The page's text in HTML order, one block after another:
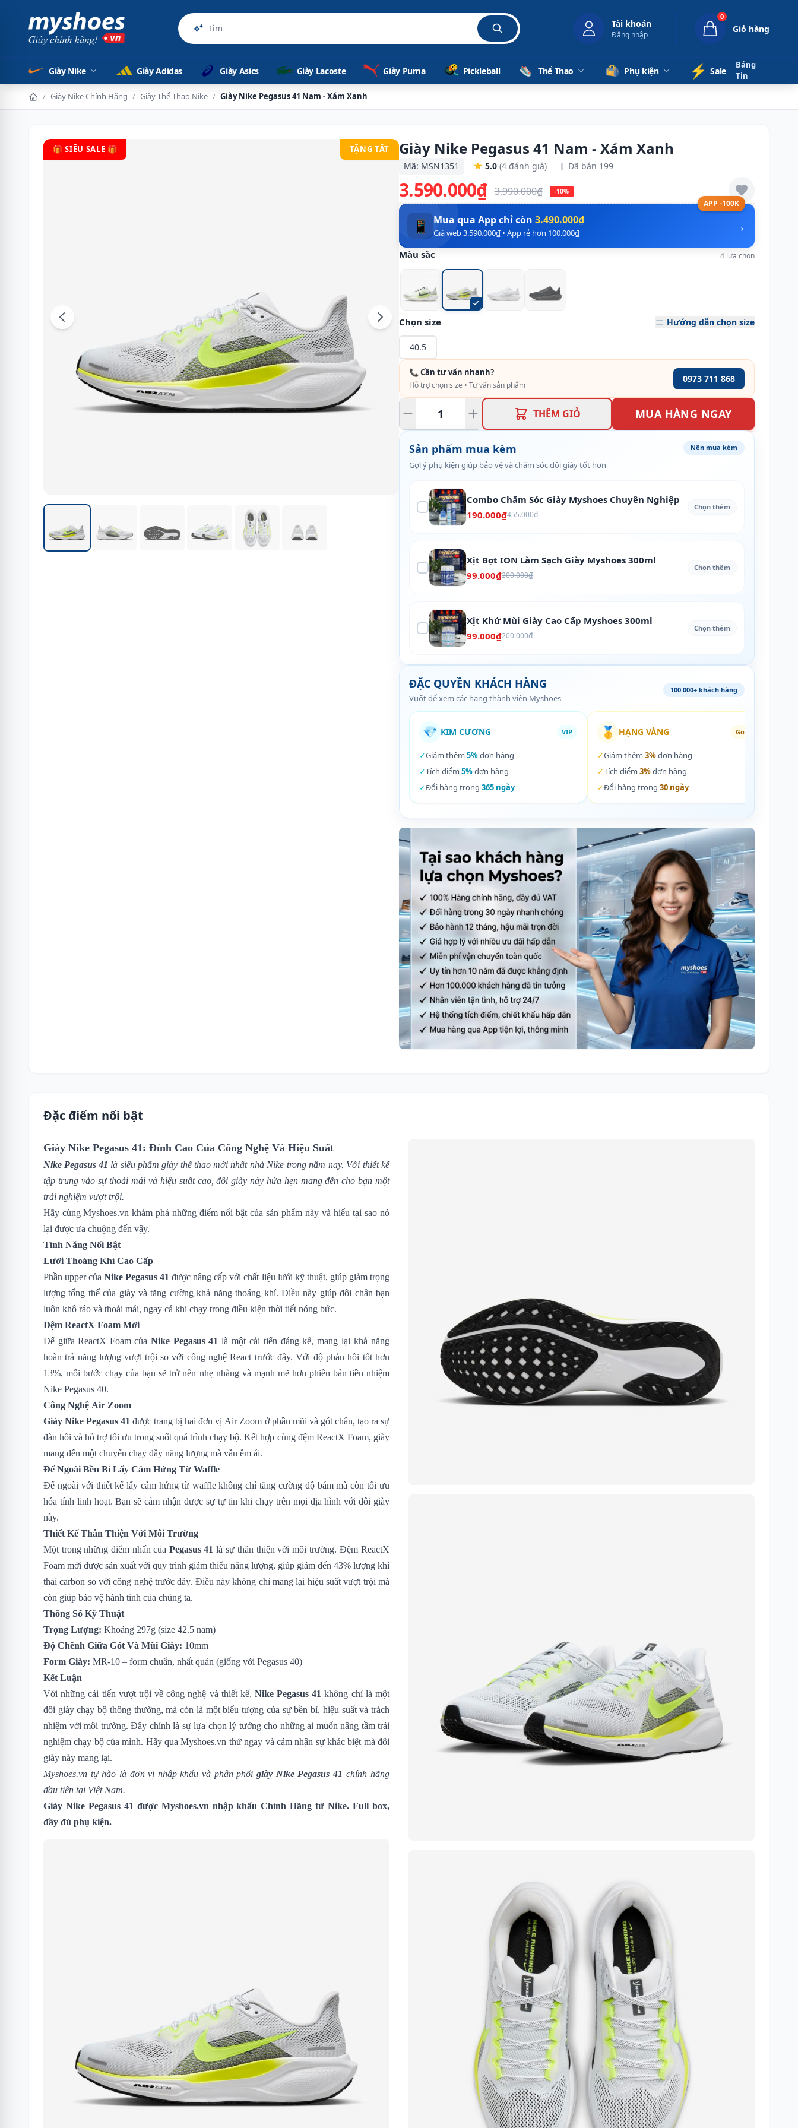
Sản phẩm c Tài khoản
Đăng nhập
0
Giỏ hàng
Giày Nike Giày Adidas Giày Asics Giày Lacoste Giày Puma Pickleball Thể Thao Phụ kiện ⚡️ Sale
Bảng
Tin
/ Giày Nike Chính Hãng / Giày Thể Thao Nike / Giày Nike Pegasus 41 Nam - Xám Xanh
🎁 SIÊU SALE 🎁 TẶNG TẤT Giày Nike Pegasus 41 Nam - Xám Xanh
Mã: MSN1351 5.0 (4 đánh giá) Đã bán 199
3.590.000₫ 3.990.000₫ -10%
APP -100K
→
📱 Mua qua App chỉ còn 3.490.000₫
Giá web 3.590.000₫ • App rẻ hơn 100.000₫
Màu sắc 4 lựa chọn
Chọn size Hướng dẫn chọn size
40.5
📞 Cần tư vấn nhanh?
Hỗ trợ chọn size • Tư vấn sản phẩm
0973 711 868
THÊM GIỎ MUA HÀNG NGAY
Sản phẩm mua kèm
Gợi ý phụ kiện giúp bảo vệ và chăm sóc đôi giày tốt hơn
Nên mua kèm
Combo Chăm Sóc Giày Myshoes Chuyên Nghiệp
190.000₫455.000₫
Chọn thêm
Xịt Bọt ION Làm Sạch Giày Myshoes 300ml
99.000₫200.000₫
Chọn thêm
Xịt Khử Mùi Giày Cao Cấp Myshoes 300ml
99.000₫200.000₫
Chọn thêm
ĐẶC QUYỀN KHÁCH HÀNG
Vuốt để xem các hạng thành viên Myshoes
100.000+ khách hàng
💎 KIM CƯƠNG VIP
✓Giảm thêm 5%đơn hàng
✓Tích điểm 5%đơn hàng
✓Đổi hàng trong 365 ngày
🥇 HẠNG VÀNG Gold
✓Giảm thêm 3%đơn hàng
✓Tích điểm 3%đơn hàng
✓Đổi hàng trong 30 ngày
Đặc điểm nổi bật
Giày Nike Pegasus 41: Đỉnh Cao Của Công Nghệ Và Hiệu Suất
Nike Pegasus 41 là siêu phẩm giày thể thao mới nhất nhà Nike trong năm nay. Với thiết kế
tập trung vào sự thoải mái và hiệu suất cao, đôi giày này hứa hẹn mang đến cho bạn một
trải nghiệm vượt trội.
Hãy cùng Myshoes.vn khám phá những điểm nổi bật của sản phẩm này và hiểu tại sao nó
lại được ưa chuộng đến vậy.
Tính Năng Nổi Bật
Lưới Thoáng Khí Cao Cấp
Phần upper của Nike Pegasus 41 được nâng cấp với chất liệu lưới kỹ thuật, giúp giảm trọng
lượng tổng thể của giày và tăng cường khả năng thoáng khí. Điều này giúp đôi chân bạn
luôn khô ráo và thoải mái, ngay cả khi chạy trong điều kiện thời tiết nóng bức.
Đệm ReactX Foam Mới
Đế giữa ReactX Foam của Nike Pegasus 41 là một cải tiến đáng kể, mang lại khả năng
hoàn trả năng lượng vượt trội so với công nghệ React trước đây. Với độ phản hồi tốt hơn
13%, mỗi bước chạy của bạn sẽ trở nên nhẹ nhàng và mạnh mẽ hơn phiên bản tiền nhiệm
Nike Pegasus 40.
Công Nghệ Air Zoom
Giày Nike Pegasus 41 được trang bị hai đơn vị Air Zoom ở phần mũi và gót chân, tạo ra sự
đàn hồi và hỗ trợ tối ưu trong suốt quá trình chạy bộ. Kết hợp cùng đệm ReactX Foam, giày
mang đến một chuyến chạy đầy năng lượng mà vẫn êm ái.
Đế Ngoài Bền Bỉ Lấy Cảm Hứng Từ Waffle
Đế ngoài với thiết kế lấy cảm hứng từ waffle không chỉ tăng cường độ bám mà còn tối ưu
hóa tính linh hoạt. Bạn sẽ cảm nhận được sự tự tin khi chạy trên mọi địa hình với đôi giày
này.
Thiết Kế Thân Thiện Với Môi Trường
Một trong những điểm nhấn của Pegasus 41 là sự thân thiện với môi trường. Đệm ReactX
Foam mới được sản xuất với quy trình giảm thiểu năng lượng, giúp giảm đến 43% lượng khí
thải carbon so với công nghệ trước đây. Điều này không chỉ mang lại hiệu suất vượt trội mà
còn giúp bảo vệ hành tinh của chúng ta.
Thông Số Kỹ Thuật
Trọng Lượng: Khoảng 297g (size 42.5 nam)
Độ Chênh Giữa Gót Và Mũi Giày: 10mm
Form Giày: MR-10 – form chuẩn, nhất quán (giống với Pegasus 40)
Kết Luận
Với những cải tiến vượt trội về công nghệ và thiết kế, Nike Pegasus 41 không chỉ là một
đôi giày chạy bộ thông thường, mà còn là một biểu tượng của sự bền bỉ, hiệu suất và trách
nhiệm với môi trường. Đây chính là sự lựa chọn lý tưởng cho những ai muốn nâng tầm trải
nghiệm chạy bộ của mình. Hãy qua Myshoes.vn thử ngay và cảm nhận sự khác biệt mà đôi
giày này mang lại.
Myshoes.vn tự hào là đơn vị nhập khẩu và phân phối giày Nike Pegasus 41 chính hãng
đầu tiên tại Việt Nam.
Giày Nike Pegasus 41 được Myshoes.vn nhập khẩu Chính Hãng từ Nike. Full box,
đầy đủ phụ kiện.